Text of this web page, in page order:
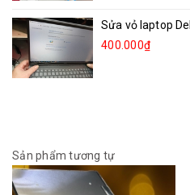
Sửa vỏ laptop
400.000₫
Sản phẩm tương tự